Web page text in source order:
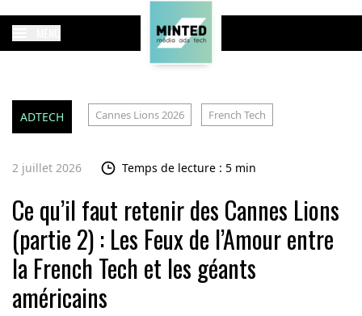
ADTECH Cannes Lions 2026 French Tech
2 juillet 2026 Temps de lecture : 5 min
Ce qu’il faut retenir des Cannes Lions
(partie 2) : Les Feux de l’Amour entre
la French Tech et les géants
américains